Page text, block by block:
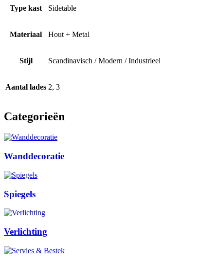
Type kast Sidetable
Materiaal Hout + Metal
Stijl Scandinavisch / Modern / Industrieel
Aantal lades 2, 3
Categorieën
Wanddecoratie
Spiegels
Verlichting